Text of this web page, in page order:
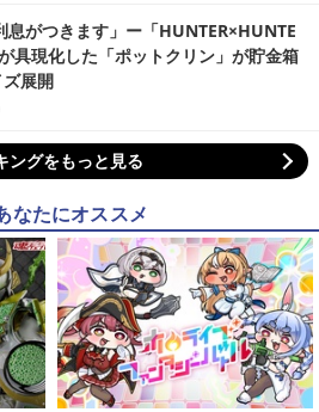
息がつきます」ー「HUNTER×HUNTE
具現化した「ポットクリン」が貯金箱
展開
ングをもっと見る
なたにオススメ